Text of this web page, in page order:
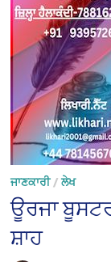
ਜਾਣਕਾਰੀ/ਲੇਖ
ਊਰਜਾ
ਸ਼ਾਹ